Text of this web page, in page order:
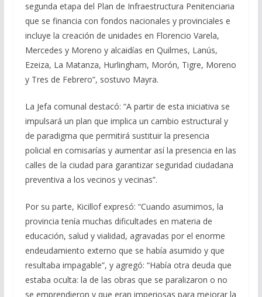
segunda etapa del Plan de Infraestructura Penitenciaria
que se financia con fondos nacionales y provinciales e
incluye la creación de unidades en Florencio Varela,
Mercedes y Moreno y alcaidías en Quilmes, Lanús,
Ezeiza, La Matanza, Hurlingham, Morón, Tigre, Moreno
y Tres de Febrero”, sostuvo Mayra.
La Jefa comunal destacó: “A partir de esta iniciativa se
impulsará un plan que implica un cambio estructural y
de paradigma que permitirá sustituir la presencia
policial en comisarías y aumentar así la presencia en las
calles de la ciudad para garantizar seguridad ciudadana
preventiva a los vecinos y vecinas”.
Por su parte, Kicillof expresó: “Cuando asumimos, la
provincia tenía muchas dificultades en materia de
educación, salud y vialidad, agravadas por el enorme
endeudamiento externo que se había asumido y que
resultaba impagable”, y agregó: “Había otra deuda que
estaba oculta: la de las obras que se paralizaron o no
se emprendieron y que eran imperiosas para mejorar la